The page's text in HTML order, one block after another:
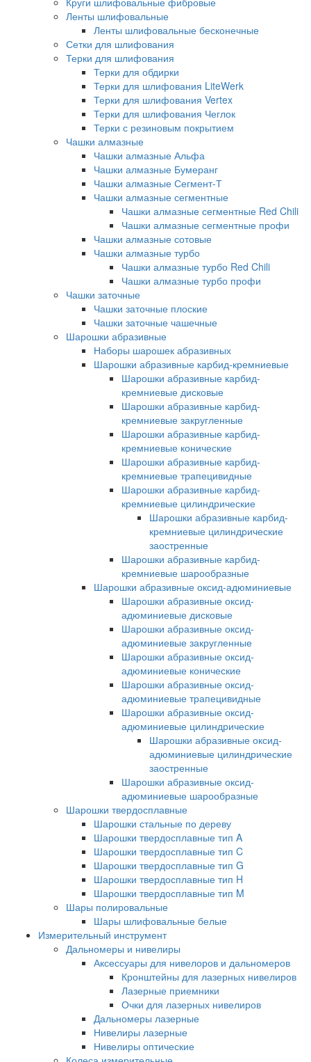
Ленты шлифовальные
Ленты шлифовальные бесконечные
Сетки для шлифования
Терки для шлифования
Терки для обдирки
Терки для шлифования LiteWerk
Терки для шлифования Vertex
Терки для шлифования Чеглок
Терки с резиновым покрытием
Чашки алмазные
Чашки алмазные Альфа
Чашки алмазные Бумеранг
Чашки алмазные Сегмент-Т
Чашки алмазные сегментные
Чашки алмазные сегментные Red Chili
Чашки алмазные сегментные профи
Чашки алмазные сотовые
Чашки алмазные турбо
Чашки алмазные турбо Red Chili
Чашки алмазные турбо профи
Чашки заточные
Чашки заточные плоские
Чашки заточные чашечные
Шарошки абразивные
Наборы шарошек абразивных
Шарошки абразивные карбид-кремниевые
Шарошки абразивные карбид-
кремниевые дисковые
Шарошки абразивные карбид-
кремниевые закругленные
Шарошки абразивные карбид-
кремниевые конические
Шарошки абразивные карбид-
кремниевые трапецивидные
Шарошки абразивные карбид-
кремниевые цилиндрические
Шарошки абразивные карбид-
кремниевые цилиндрические
заостренные
Шарошки абразивные карбид-
кремниевые шарообразные
Шарошки абразивные оксид-адюминиевые
Шарошки абразивные оксид-
адюминиевые дисковые
Шарошки абразивные оксид-
адюминиевые закругленные
Шарошки абразивные оксид-
адюминиевые конические
Шарошки абразивные оксид-
адюминиевые трапецивидные
Шарошки абразивные оксид-
адюминиевые цилиндрические
Шарошки абразивные оксид-
адюминиевые цилиндрические
заостренные
Шарошки абразивные оксид-
адюминиевые шарообразные
Шарошки твердосплавные
Шарошки стальные по дереву
Шарошки твердосплавные тип A
Шарошки твердосплавные тип C
Шарошки твердосплавные тип G
Шарошки твердосплавные тип H
Шарошки твердосплавные тип M
Шары полировальные
Шары шлифовальные белые
Измерительный инструмент
Дальномеры и нивелиры
Аксессуары для нивелоров и дальномеров
Кронштейны для лазерных нивелиров
Лазерные приемники
Очки для лазерных нивелиров
Дальномеры лазерные
Нивелиры лазерные
Нивелиры оптические